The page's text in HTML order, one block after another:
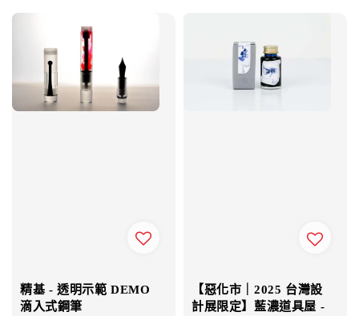
精基 - 透明示範 DEMO
滴入式鋼筆
【惡化市｜2025 台灣設
計展限定】藍濃道具屋 -